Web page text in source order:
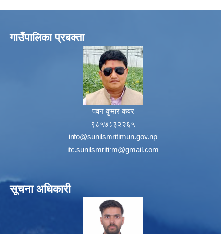
गाउँपालिका प्रबक्ता
पवन कुमार कवर
९८५७८३२२६५
info@sunilsmritimun.gov.np
ito.sunilsmritirm@gmail.com
सूचना अधिकारी